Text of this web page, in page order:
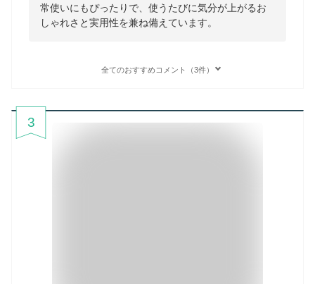
常使いにもぴったりで、使うたびに気分が上がるお
しゃれさと実用性を兼ね備えています。
全てのおすすめコメント（3件）
3